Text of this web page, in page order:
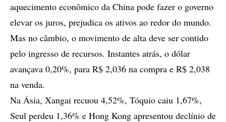
aquecimento econômico da China pode fazer o governo
elevar os juros, prejudica os ativos ao redor do mundo.
Mas no câmbio, o movimento de alta deve ser contido
pelo ingresso de recursos. Instantes atrás, o dólar
avançava 0,20%, para R$ 2,036 na compra e R$ 2,038
na venda.
Na Ásia, Xangai recuou 4,52%, Tóquio caiu 1,67%,
Seul perdeu 1,36% e Hong Kong apresentou declínio de